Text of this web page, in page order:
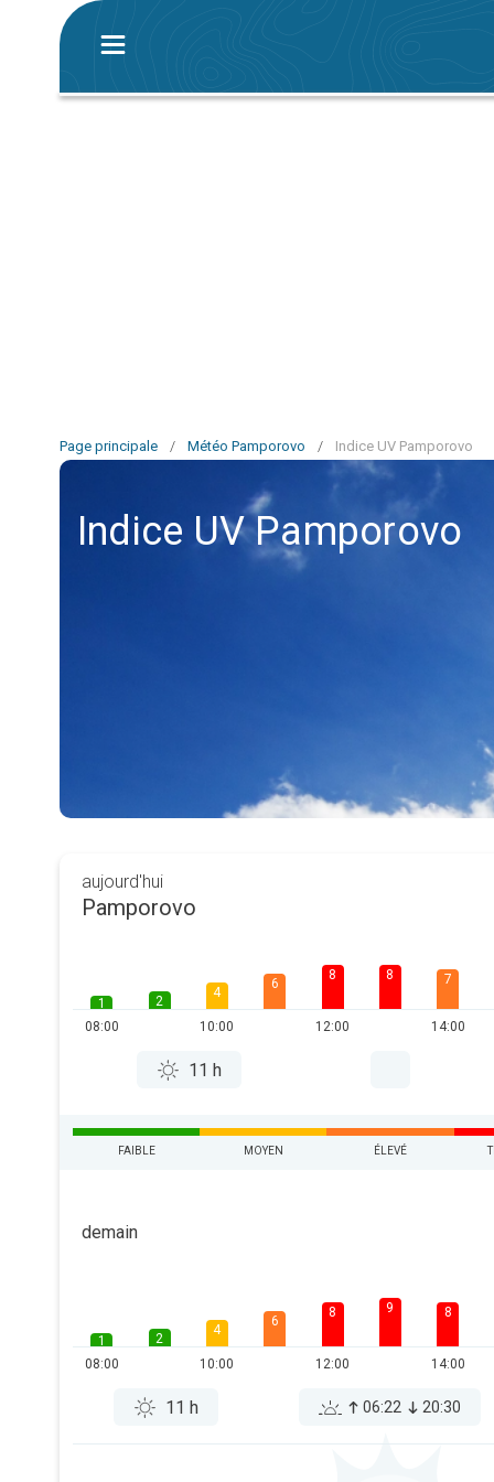
Page principale / Météo Pamporovo / Indice UV Pamporovo
Indice UV Pamporovo
aujourd'hui
Pamporovo
1
08:00
2
4
10:00
6
8
12:00
8 7
14:00
11 h
FAIBLE MOYEN ÉLEVÉ
demain
1
08:00
2
4
10:00
6
8
12:00
9 8
14:00
11 h 06:22 20:30